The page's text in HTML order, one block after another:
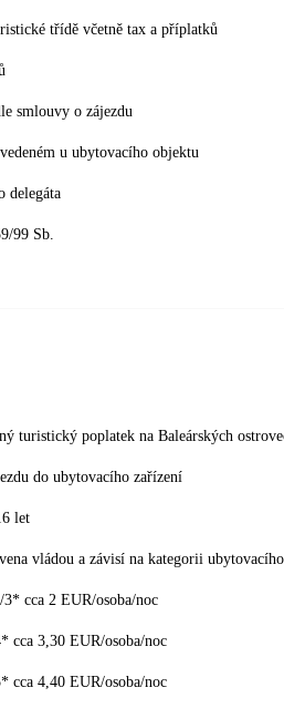
třídě včetně tax a příplatků
smlouvy o zájezdu
u ubytovacího objektu
delegáta
99 Sb.
turistický poplatek na Baleárských
do ubytovacího zařízení
let
vládou a závisí na kategorii
cca 2 EUR/osoba/noc
cca 3,30 EUR/osoba/noc
cca 4,40 EUR/osoba/noc